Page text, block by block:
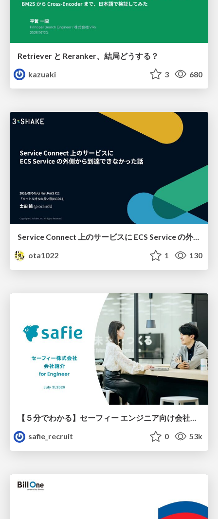
Retriever と Reranker、結局どうする？
kazuaki
3 680
Service Connect 上のサービスに ECS Service の外側から到達できなかった話
ota1022
1 130
【５分でわかる】セーフィー エンジニア向け会社紹介
safie_recruit
0 53k